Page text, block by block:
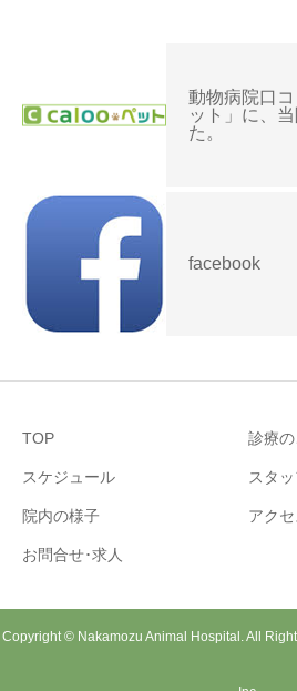
動物病院口
ット」に、
た。
facebook
TOP 診療
スケジュール スタッ
院内の様子 アクセ
お問合せ･求人
Copyright © Nakamozu Animal Hospital. All